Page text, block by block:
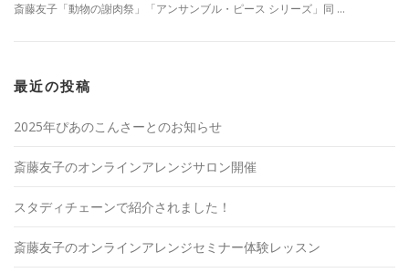
斎藤友子「動物の謝肉祭」「アンサンブル・ピース シリーズ」同 …
最近の投稿
2025年ぴあのこんさーとのお知らせ
斎藤友子のオンラインアレンジサロン開催
スタディチェーンで紹介されました！
斎藤友子のオンラインアレンジセミナー体験レッスン